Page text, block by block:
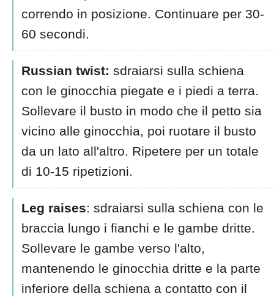
correndo in posizione. Continuare per 30-
60 secondi.
Russian twist: sdraiarsi sulla schiena
con le ginocchia piegate e i piedi a terra.
Sollevare il busto in modo che il petto sia
vicino alle ginocchia, poi ruotare il busto
da un lato all'altro. Ripetere per un totale
di 10-15 ripetizioni.
Leg raises: sdraiarsi sulla schiena con le
braccia lungo i fianchi e le gambe dritte.
Sollevare le gambe verso l'alto,
mantenendo le ginocchia dritte e la parte
inferiore della schiena a contatto con il